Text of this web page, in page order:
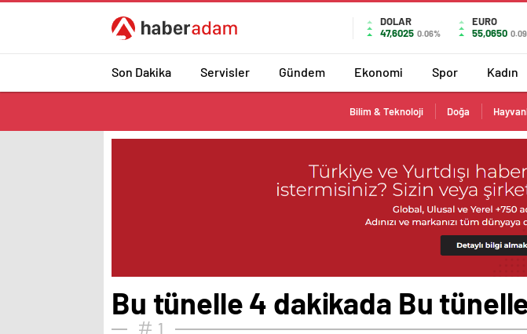
DOLAR
47,6025 0.06%
EURO
55,0650
Son Dakika Servisler Gündem Ekonomi Spor Kadın
Bilim & Teknoloji Doğa
Bu tünelle 4 dakikada Bu
1